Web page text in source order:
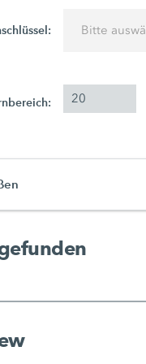
Bitte